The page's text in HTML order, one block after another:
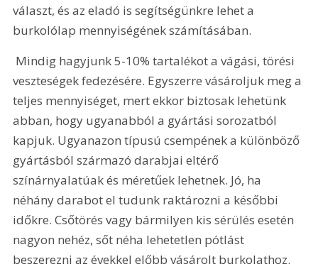
választ, és az eladó is segítségünkre lehet a
burkolólap mennyiségének számításában.
veszteségek fedezésére. Egyszerre vásároljuk meg a
teljes mennyiséget, mert ekkor biztosak lehetünk
abban, hogy ugyanabból a gyártási sorozatból
kapjuk. Ugyanazon típusú csempének a különböző
gyártásból származó darabjai eltérő
színárnyalatúak és méretűek lehetnek. Jó, ha
néhány darabot el tudunk raktározni a későbbi
időkre. Csőtörés vagy bármilyen kis sérülés esetén
nagyon nehéz, sőt néha lehetetlen pótlást
beszerezni az évekkel előbb vásárolt burkolathoz.